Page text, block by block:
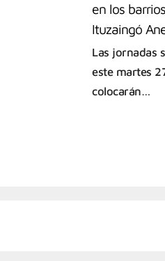
en los
Ituzaingó
Las jornadas
este martes
colocarán…